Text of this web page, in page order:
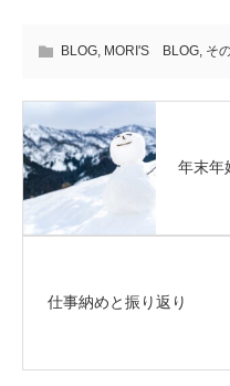
BLOG, MORI'S BLOG, そ
年末年
仕事納めと振り返り